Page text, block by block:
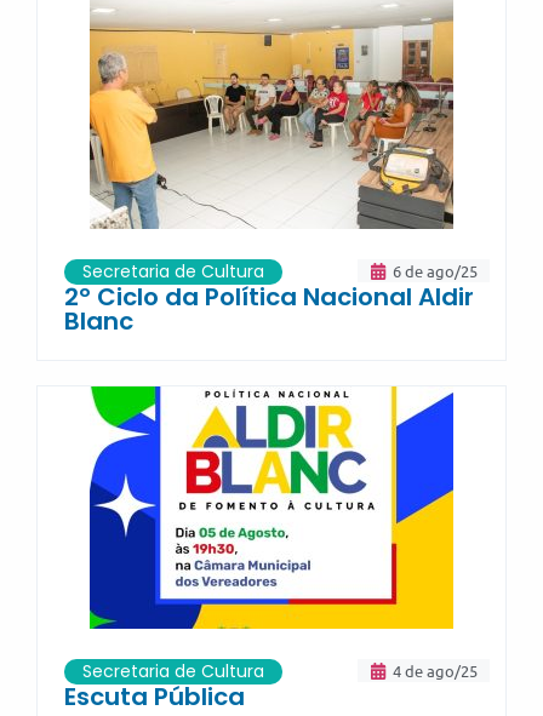
6 de ago/25
Secretaria de Cultura
2º Ciclo da Política Nacional Aldir
Blanc
4 de ago/25
Secretaria de Cultura
Escuta Pública